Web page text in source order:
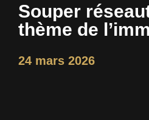
Souper
thème de
24 mars 2026